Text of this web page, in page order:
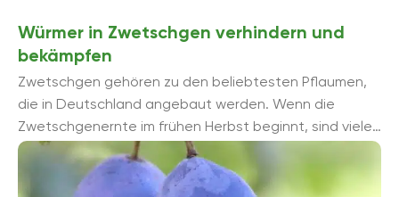
Würmer in Zwetschgen verhindern und
bekämpfen
Zwetschgen gehören zu den beliebtesten Pflaumen,
die in Deutschland angebaut werden. Wenn die
Zwetschgenernte im frühen Herbst beginnt, sind viele
begeistert dabei, doch ist die Freude schnell getrü...